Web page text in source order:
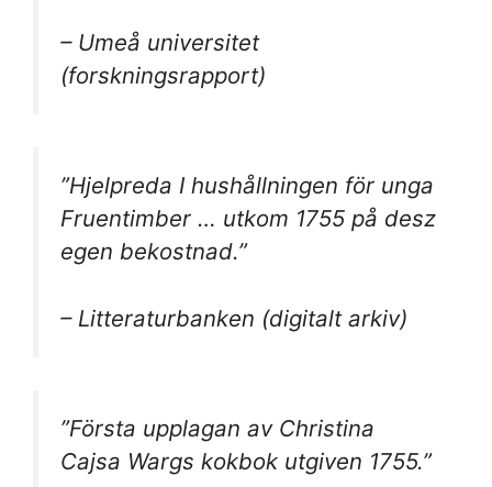
– Umeå universitet
(forskningsrapport)
”Hjelpreda I hushållningen för unga
Fruentimber … utkom 1755 på desz
egen bekostnad.”
– Litteraturbanken (digitalt arkiv)
”Första upplagan av Christina
Cajsa Wargs kokbok utgiven 1755.”